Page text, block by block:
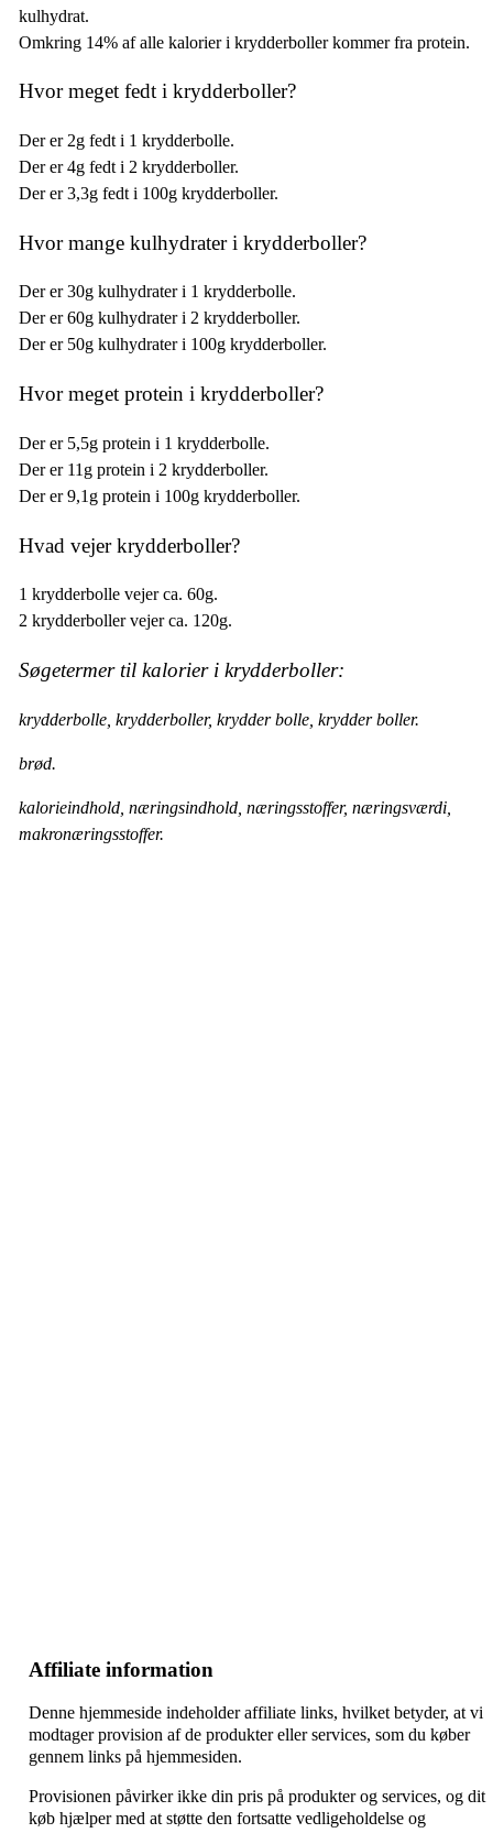
kulhydrat.
Omkring 14% af alle kalorier i krydderboller kommer fra protein.
Hvor meget fedt i krydderboller?
Der er 2g fedt i 1 krydderbolle.
Der er 4g fedt i 2 krydderboller.
Der er 3,3g fedt i 100g krydderboller.
Hvor mange kulhydrater i krydderboller?
Der er 30g kulhydrater i 1 krydderbolle.
Der er 60g kulhydrater i 2 krydderboller.
Der er 50g kulhydrater i 100g krydderboller.
Hvor meget protein i krydderboller?
Der er 5,5g protein i 1 krydderbolle.
Der er 11g protein i 2 krydderboller.
Der er 9,1g protein i 100g krydderboller.
Hvad vejer krydderboller?
1 krydderbolle vejer ca. 60g.
2 krydderboller vejer ca. 120g.
Søgetermer til kalorier i krydderboller:
krydderbolle, krydderboller, krydder bolle, krydder boller.
brød.
kalorieindhold, næringsindhold, næringsstoffer, næringsværdi,
makronæringsstoffer.
Affiliate information
Denne hjemmeside indeholder affiliate links, hvilket betyder, at vi
modtager provision af de produkter eller services, som du køber
gennem links på hjemmesiden.
Provisionen påvirker ikke din pris på produkter og services, og dit
køb hjælper med at støtte den fortsatte vedligeholdelse og